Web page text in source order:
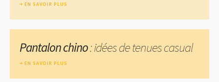
EN SAVOIR PLUS
Pantalon chino: idées de tenues casual
EN SAVOIR PLUS